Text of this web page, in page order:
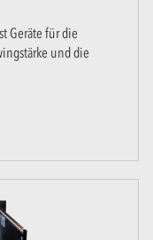
Geräte für die
und die